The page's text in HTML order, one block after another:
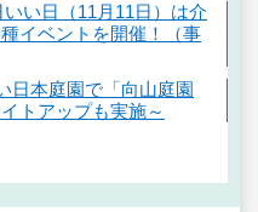
いい日（11月11日）は介
イベントを開催！（事
日本庭園で「向山庭園
トアップも実施～